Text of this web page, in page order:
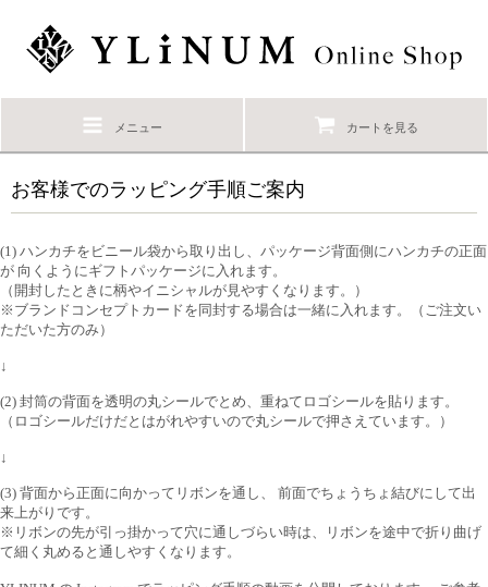
メニュー カートを見る
お客様でのラッピング手順ご案内
(1) ハンカチをビニール袋から取り出し、パッケージ背面側にハンカチの正面
が 向くようにギフトパッケージに入れます。
（開封したときに柄やイニシャルが見やすくなります。）
※ブランドコンセプトカードを同封する場合は一緒に入れます。（ご注文い
ただいた方のみ）
↓
(2) 封筒の背面を透明の丸シールでとめ、重ねてロゴシールを貼ります。
（ロゴシールだけだとはがれやすいので丸シールで押さえています。）
↓
(3) 背面から正面に向かってリボンを通し、 前面でちょうちょ結びにして出
来上がりです。
※リボンの先が引っ掛かって穴に通しづらい時は、リボンを途中で折り曲げ
て細く丸めると通しやすくなります。